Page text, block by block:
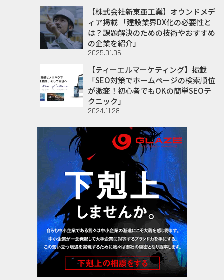
【株式会社新東亜工業】オウンドメデ
ィア掲載 「建設業界DX化の必要性と
は？課題解決のための技術やおすすめ
の企業を紹介」
2025.01.06
【ティーエルマーケティング】掲載
「SEO対策でホームページの検索順位
が激変！初心者でもOKの簡単SEOテ
クニック」
2024.11.28